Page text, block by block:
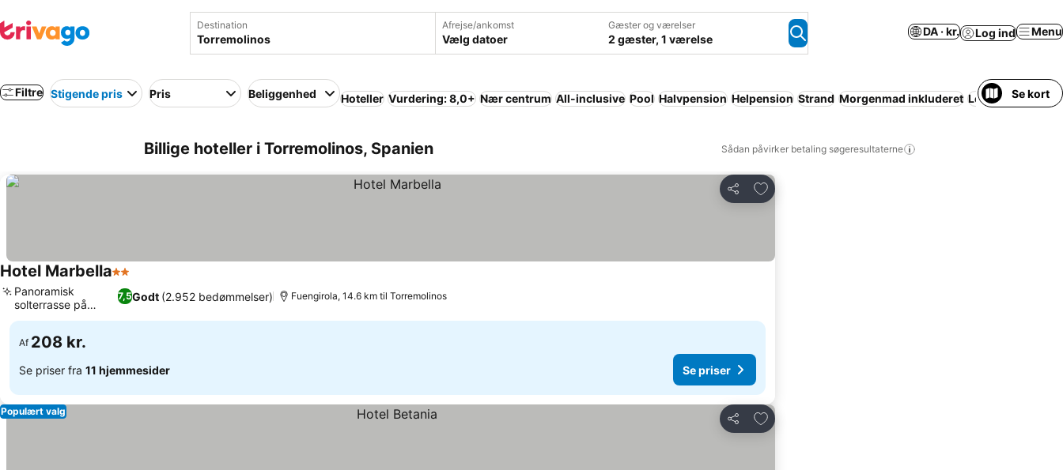
Destination Afrejse/ankomst
Vælg datoer
Gæster og værelser
2 gæster, 1 værelse
DA · kr. Log ind Menu
Filtre Stigende pris Pris Beliggenhed Hoteller Vurdering: 8,0+ Nær centrum All-inclusive Pool Halvpension Helpension Strand Morgenmad inkluderet Lejlighed med
Se kort
Billige hoteller i Torremolinos, Spanien Sådan påvirker betaling søgeresultaterne
Del
Føj til favoritter
Hotel Marbella2 Stjerner
7,5Godt (2.952 bedømmelser)
Panoramisk
solterrasse på
taget
Fuengirola, 14.6 km til Torremolinos
Af 208 kr.
Se priser fra 11 hjemmesider Se priser
Del
Føj til favoritter
Populært valg